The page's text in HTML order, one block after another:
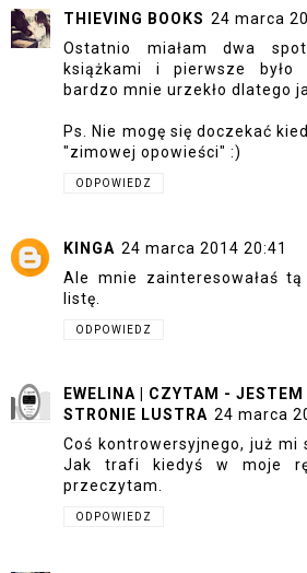
THIEVING BOOKS 24 marca
Ostatnio miałam dwa
książkami i pierwsze było
bardzo mnie urzekło dlatego
Ps. Nie mogę się doczekać
"zimowej opowieści" :)
ODPOWIEDZ
KINGA 24 marca 2014 20:41
Ale mnie zainteresowałaś
listę.
ODPOWIEDZ
EWELINA | CZYTAM - JESTEM
STRONIE LUSTRA 24 marca
Coś kontrowersyjnego, już mi
Jak trafi kiedyś w moje
przeczytam.
ODPOWIEDZ